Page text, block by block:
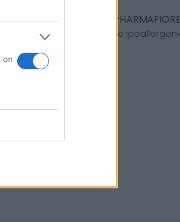
on
- 4,5m x 10cm - PHARMAFIORE
guida colorato e adesivo